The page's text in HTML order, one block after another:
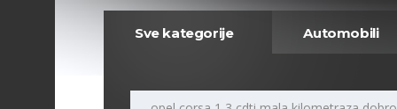
Sve kategorije Automobili